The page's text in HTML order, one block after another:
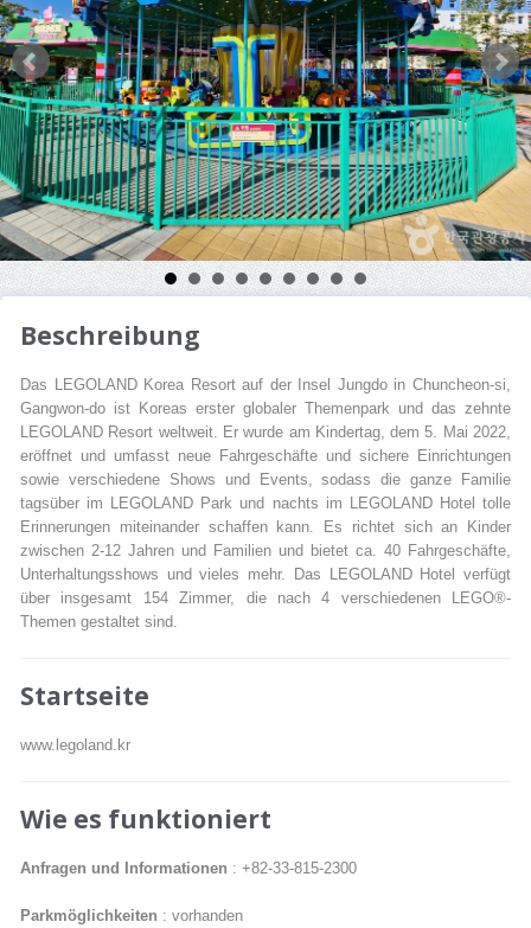
Beschreibung
Das LEGOLAND Korea Resort auf der Insel Jungdo in Chuncheon-si,
Gangwon-do ist Koreas erster globaler Themenpark und das zehnte
LEGOLAND Resort weltweit. Er wurde am Kindertag, dem 5. Mai 2022,
eröffnet und umfasst neue Fahrgeschäfte und sichere Einrichtungen
sowie verschiedene Shows und Events, sodass die ganze Familie
tagsüber im LEGOLAND Park und nachts im LEGOLAND Hotel tolle
Erinnerungen miteinander schaffen kann. Es richtet sich an Kinder
zwischen 2-12 Jahren und Familien und bietet ca. 40 Fahrgeschäfte,
Unterhaltungsshows und vieles mehr. Das LEGOLAND Hotel verfügt
über insgesamt 154 Zimmer, die nach 4 verschiedenen LEGO®-
Themen gestaltet sind.
Startseite
www.legoland.kr
Wie es funktioniert
Anfragen und Informationen : +82-33-815-2300
Parkmöglichkeiten : vorhanden